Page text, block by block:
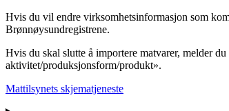
Hvis du vil endre virksomhetsinformasjon som
Brønnøysundregistrene.
Hvis du skal slutte å importere matvarer, melder
aktivitet/produksjonsform/produkt».
Mattilsynets skjematjeneste